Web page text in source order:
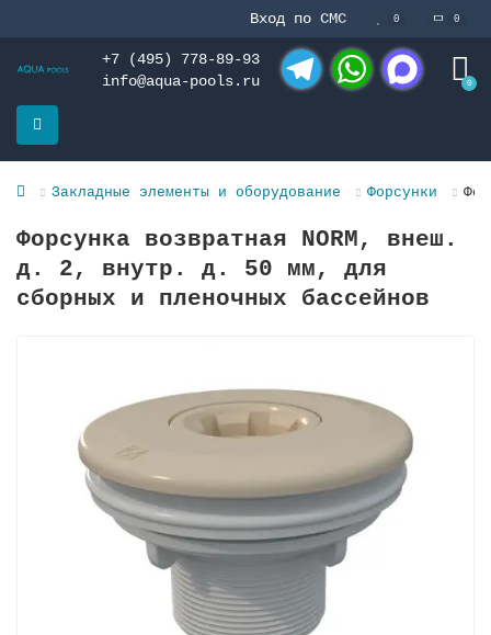
Вход по СМС 0 0
+7 (495) 778-89-93
info@aqua-pools.ru
0
Закладные элементы и оборудование Форсунки
Форсунка возвратная NORM, внеш.
д. 2, внутр. д. 50 мм, для
сборных и пленочных баcсейнов